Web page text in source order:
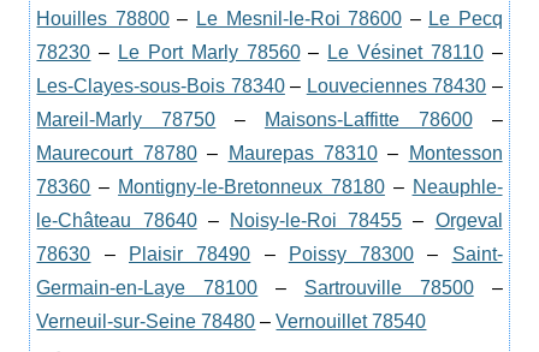
Houilles 78800– Le Mesnil-le-Roi 78600 – Le Pecq
78230 – Le Port Marly 78560– Le Vésinet 78110–
Les-Clayes-sous-Bois 78340– Louveciennes 78430 –
Mareil-Marly 78750 – Maisons-Laffitte 78600–
Maurecourt 78780– Maurepas 78310–
Montesson
78360 – Montigny-le-Bretonneux 78180– Neauphle-
le-Château 78640– Noisy-le-Roi 78455 – Orgeval
78630 – Plaisir 78490 – Poissy 78300 – Saint-
Germain-en-Laye 78100 – Sartrouville 78500–
Verneuil-sur-Seine 78480 –Vernouillet 78540